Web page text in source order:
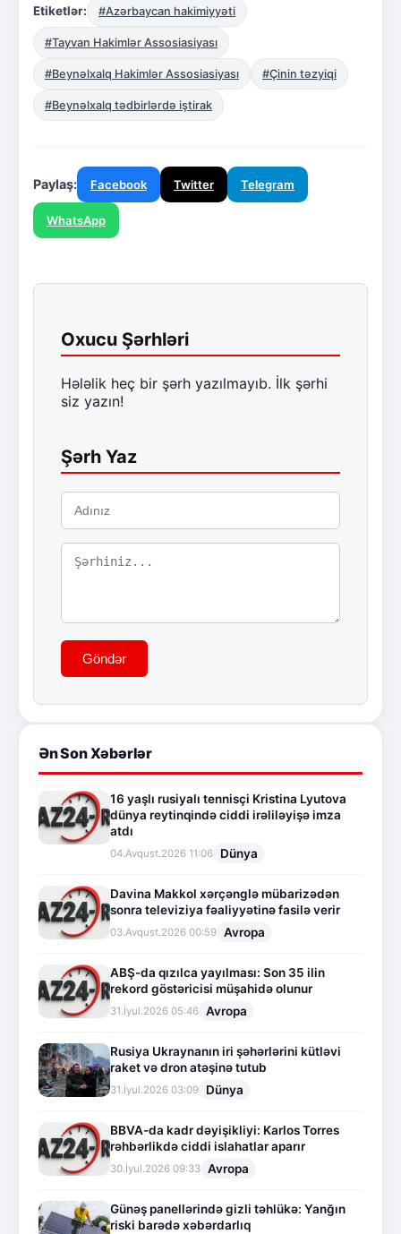
Etiketlər: #Azərbaycan hakimiyyəti
#Tayvan Hakimlər Assosiasiyası
#Beynəlxalq Hakimlər Assosiasiyası #Çinin təzyiqi
#Beynəlxalq tədbirlərdə iştirak
Paylaş: Facebook Twitter Telegram
WhatsApp
Oxucu Şərhləri
Hələlik heç bir şərh yazılmayıb. İlk şərhi
siz yazın!
Şərh Yaz
Göndər
Ən Son Xəbərlər
16 yaşlı rusiyalı tennisçi Kristina Lyutova
dünya reytinqində ciddi irəliləyişə imza
atdı
04.Avqust.2026 11:06 Dünya
Davina Makkol xərçənglə mübarizədən
sonra televiziya fəaliyyətinə fasilə verir
03.Avqust.2026 00:59 Avropa
ABŞ-da qızılca yayılması: Son 35 ilin
rekord göstəricisi müşahidə olunur
31.İyul.2026 05:46 Avropa
Rusiya Ukraynanın iri şəhərlərini kütləvi
raket və dron atəşinə tutub
31.İyul.2026 03:09 Dünya
BBVA-da kadr dəyişikliyi: Karlos Torres
rəhbərlikdə ciddi islahatlar aparır
30.İyul.2026 09:33 Avropa
Günəş panellərində gizli təhlükə: Yanğın
riski barədə xəbərdarlıq